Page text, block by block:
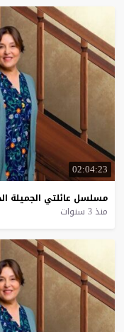
02:04:23
مسلسل عائلتي الجميلة
منذ 3 سنوات